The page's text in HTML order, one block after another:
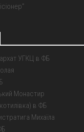
УГКЦ в ФБ
Монастир
в ФБ
Михаїла